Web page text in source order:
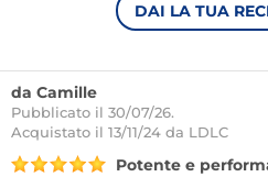
DAI LA TUA
da Camille
Pubblicato il 30/07/26.
Acquistato il 13/11/24 da LDLC
Potente e